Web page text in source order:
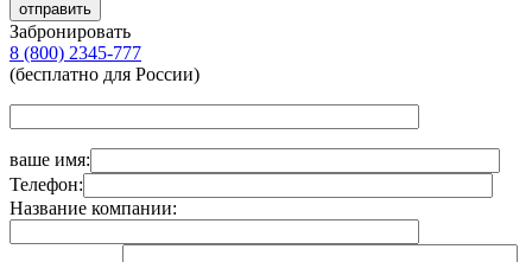
Забронировать
8 (800) 2345-777
(бесплатно для России)
ваше имя:
Телефон:
Название компании: